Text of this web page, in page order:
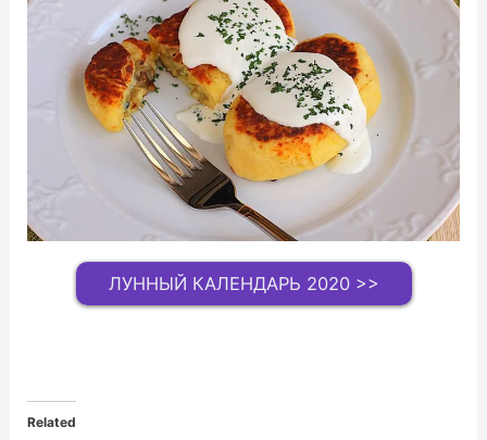
ЛУННЫЙ КАЛЕНДАРЬ 2020 >>
Related